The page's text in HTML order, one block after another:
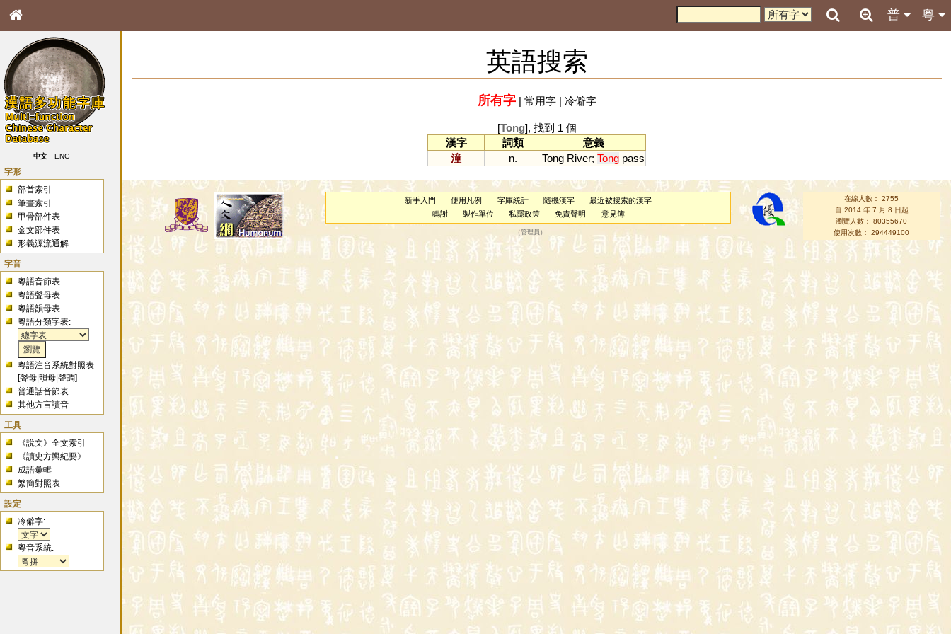
粵
普
中文 ENG
字形
部首索引
筆畫索引
甲骨部件表
金文部件表
形義源流通解
字音
粵語音節表
粵語聲母表
粵語韻母表
粵語分類字表:
粵語注音系統對照表
[聲母 |韻母 |聲調]
普通話音節表
其他方言讀音
工具
《說文》全文索引
《讀史方輿紀要》
成語彙輯
繁簡對照表
設定
冷僻字:
粵音系統:
英語搜索
所有字| 常用字| 冷僻字
[Tong], 找到 1 個
漢字
詞類
意義
潼
n. Tong River; Tong pass
新手入門 使用凡例 字庫統計 隨機漢字
最近被搜索的漢字
鳴謝
製作單位 私隱政策 免責聲明 意見簿
（管理員 ）
在線人數： 2755
自 2014 年 7 月 8 日起
瀏覽人數： 80355670
使用次數： 294449100